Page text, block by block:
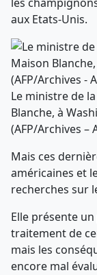
aux Etats-Unis.
Le ministre de
Blanche, à
(AFP/Archives –
Mais ces
américaines et
recherches sur
Elle présente
traitement de
mais les
encore mal